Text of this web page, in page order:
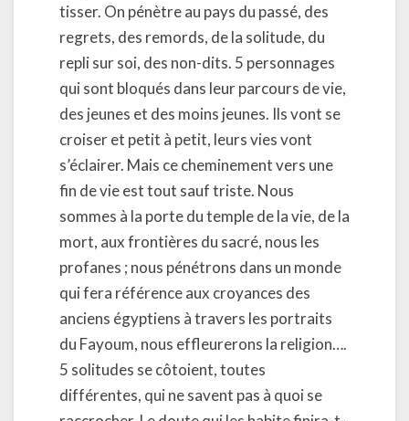
tisser. On pénètre au pays du passé, des
regrets, des remords, de la solitude, du
repli sur soi, des non-dits. 5 personnages
qui sont bloqués dans leur parcours de vie,
des jeunes et des moins jeunes. Ils vont se
croiser et petit à petit, leurs vies vont
s’éclairer. Mais ce cheminement vers une
fin de vie est tout sauf triste. Nous
sommes à la porte du temple de la vie, de la
mort, aux frontières du sacré, nous les
profanes ; nous pénétrons dans un monde
qui fera référence aux croyances des
anciens égyptiens à travers les portraits
du Fayoum, nous effleurerons la religion….
5 solitudes se côtoient, toutes
différentes, qui ne savent pas à quoi se